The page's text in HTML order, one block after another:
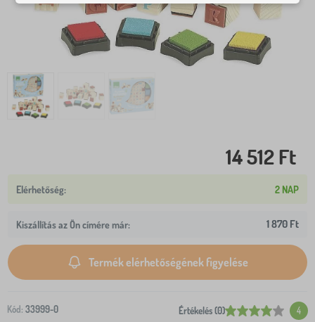
14 512 Ft
2 NAP
Kiszállítás az Ön címére már: 1 870 Ft
Termék elérhetőségének figyelése
Kód: 33999-0 Értékelés (0) 4